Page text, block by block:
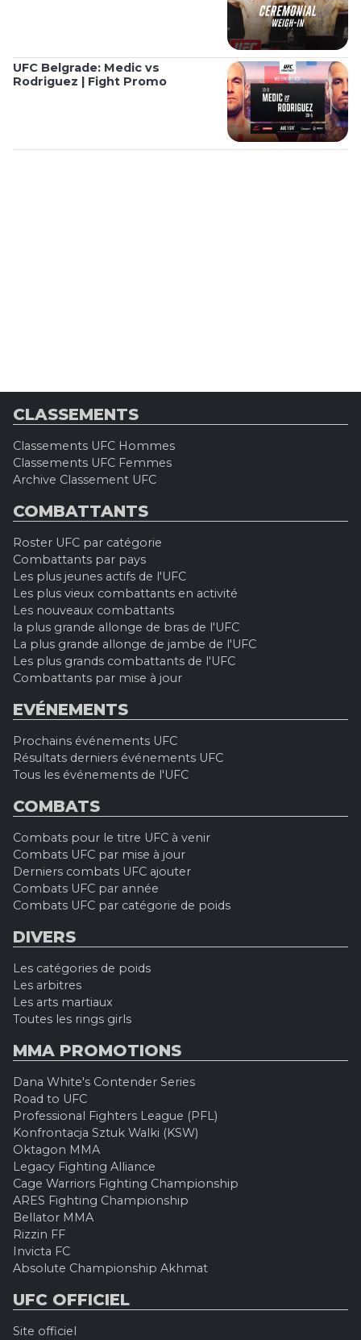
UFC Belgrade: Medic vs
Rodriguez | Fight Promo
CLASSEMENTS
Classements UFC Hommes
Classements UFC Femmes
Archive Classement UFC
COMBATTANTS
Roster UFC par catégorie
Combattants par pays
Les plus jeunes actifs de l'UFC
Les plus vieux combattants en activité
Les nouveaux combattants
la plus grande allonge de bras de l'UFC
La plus grande allonge de jambe de l'UFC
Les plus grands combattants de l'UFC
Combattants par mise à jour
EVÉNEMENTS
Prochains événements UFC
Résultats derniers événements UFC
Tous les événements de l'UFC
COMBATS
Combats pour le titre UFC à venir
Combats UFC par mise à jour
Derniers combats UFC ajouter
Combats UFC par année
Combats UFC par catégorie de poids
DIVERS
Les catégories de poids
Les arbitres
Les arts martiaux
Toutes les rings girls
MMA PROMOTIONS
Dana White's Contender Series
Road to UFC
Professional Fighters League (PFL)
Konfrontacja Sztuk Walki (KSW)
Oktagon MMA
Legacy Fighting Alliance
Cage Warriors Fighting Championship
ARES Fighting Championship
Bellator MMA
Rizzin FF
Invicta FC
Absolute Championship Akhmat
UFC OFFICIEL
Site officiel